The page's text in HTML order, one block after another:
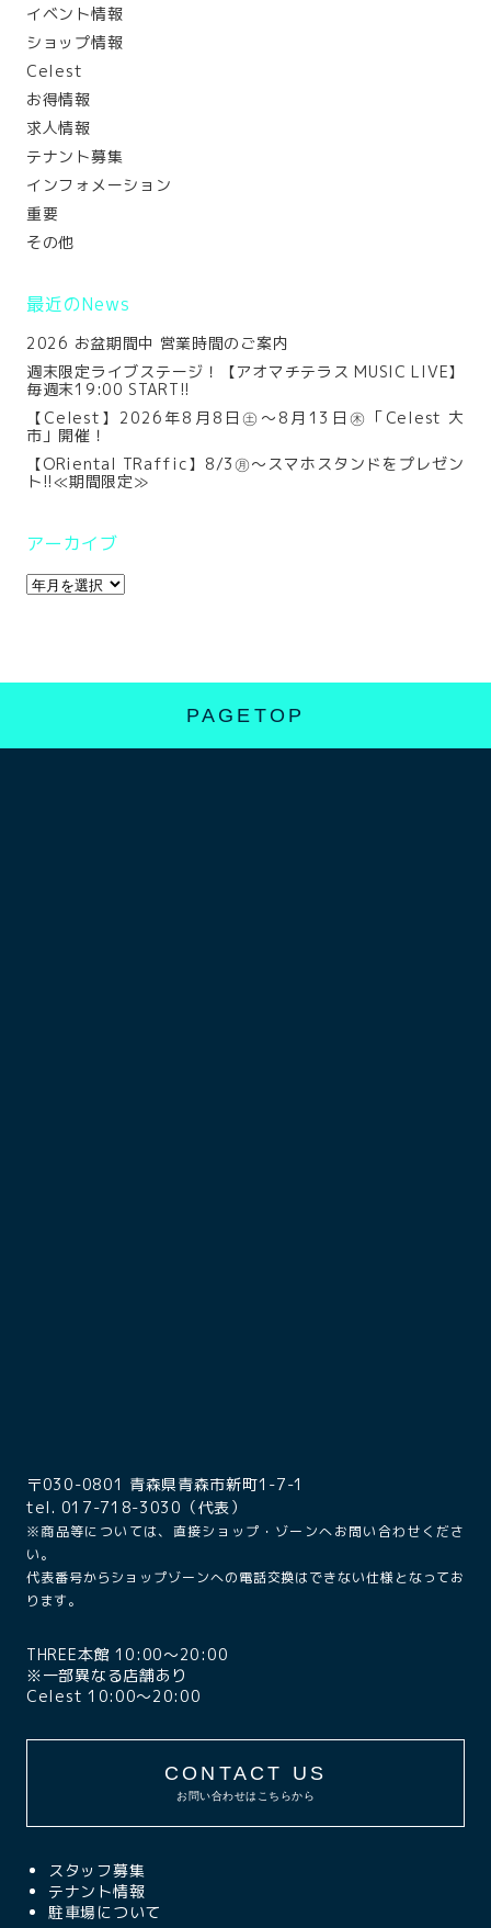
イベント情報
ショップ情報
Celest
お得情報
求人情報
テナント募集
インフォメーション
重要
その他
最近のNews
2026 お盆期間中 営業時間のご案内
週末限定ライブステージ！【アオマチテラス MUSIC LIVE】
毎週末19:00 START!!
【Celest】2026年8月8日㊏～8月13日㊍「Celest 大
市」開催！
【ORiental TRaffic】8/3㊊～スマホスタンドをプレゼン
ト!!≪期間限定≫
アーカイブ
PAGETOP
〒030-0801 青森県青森市新町1-7-1
tel. 017-718-3030（代表）
※商品等については、直接ショップ・ゾーンへお問い合わせくださ
い。
代表番号からショップゾーンへの電話交換はできない仕様となってお
ります。
THREE本館 10:00〜20:00
※一部異なる店舗あり
Celest 10:00〜20:00
CONTACT US
お問い合わせはこちらから
スタッフ募集
テナント情報
駐車場について